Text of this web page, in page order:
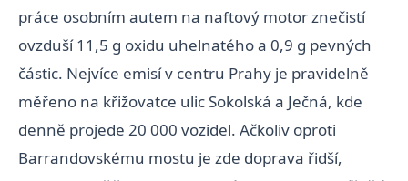
práce osobním autem na naftový motor znečistí
ovzduší 11,5 g oxidu uhelnatého a 0,9 g pevných
částic. Nejvíce emisí v centru Prahy je pravidelně
měřeno na křižovatce ulic Sokolská a Ječná, kde
denně projede 20 000 vozidel. Ačkoliv oproti
Barrandovskému mostu je zde doprava řidší,